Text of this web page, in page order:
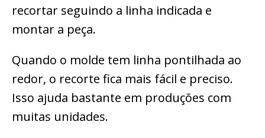
recortar seguindo a linha indicada e
montar a peça.
Quando o molde tem linha pontilhada ao
redor, o recorte fica mais fácil e preciso.
Isso ajuda bastante em produções com
muitas unidades.